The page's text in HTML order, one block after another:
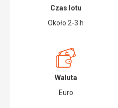
Czas lotu
Około 2-3 h
Waluta
Euro